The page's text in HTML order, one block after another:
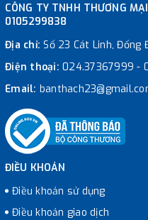
CÔNG TY TNHH THƯƠNG
0105299838
Địa chỉ:Số 23 Cát Linh, Đống
Điện thoại: 024.37367999 -
Email:
ĐIỀU KHOẢN
Điều khoản sử dụng
Điều khoản giao dịch